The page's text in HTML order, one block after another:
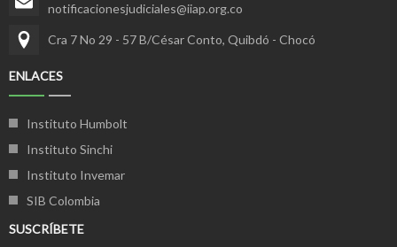
notificacionesjudiciales@iiap.org.co
Cra 7 No 29 - 57 B/César Conto, Quibdó - Chocó
ENLACES
Instituto Humbolt
Instituto Sinchi
Instituto Invemar
SIB Colombia
SUSCRÍBETE